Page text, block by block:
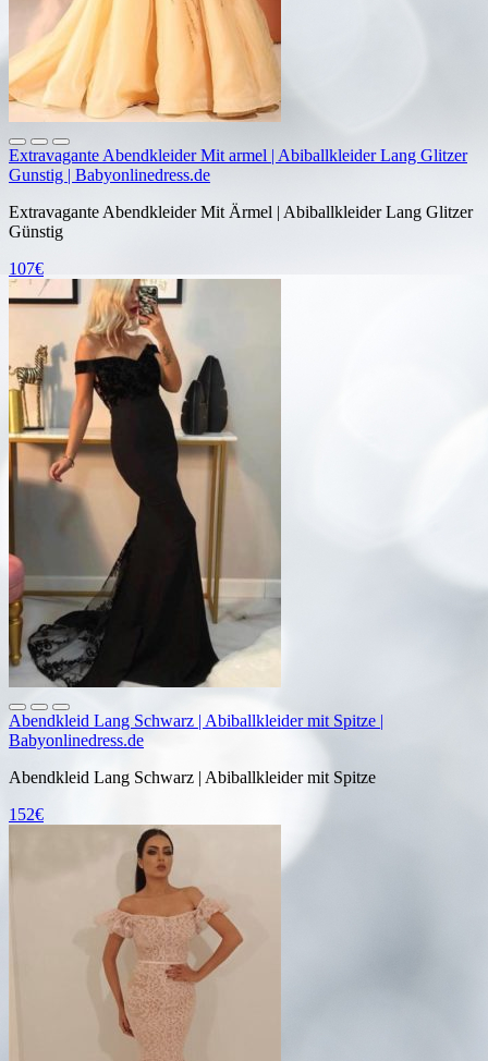
Extravagante Abendkleider Mit armel | Abiballkleider Lang Glitzer
Gunstig | Babyonlinedress.de
Extravagante Abendkleider Mit Ärmel | Abiballkleider Lang Glitzer
Günstig
107€
Abendkleid Lang Schwarz | Abiballkleider mit Spitze |
Babyonlinedress.de
Abendkleid Lang Schwarz | Abiballkleider mit Spitze
152€